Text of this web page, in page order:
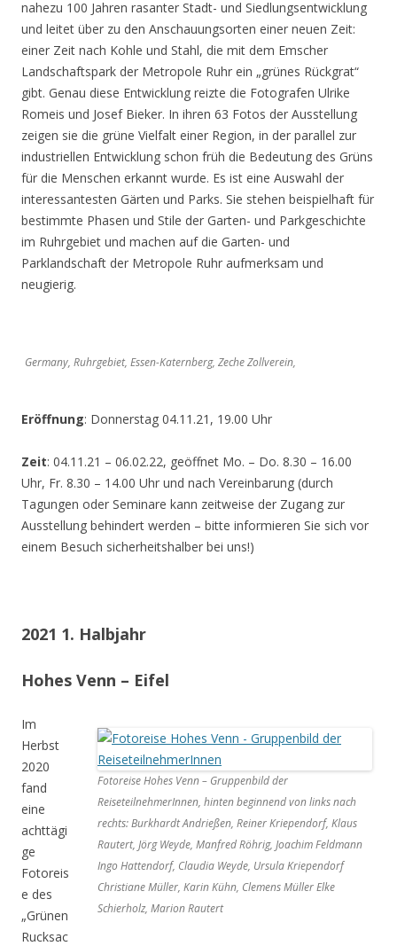
nahezu 100 Jahren rasanter Stadt- und Siedlungsentwicklung
und leitet über zu den Anschauungsorten einer neuen Zeit:
einer Zeit nach Kohle und Stahl, die mit dem Emscher
Landschaftspark der Metropole Ruhr ein „grünes Rückgrat“
gibt. Genau diese Entwicklung reizte die Fotografen Ulrike
Romeis und Josef Bieker. In ihren 63 Fotos der Ausstellung
zeigen sie die grüne Vielfalt einer Region, in der parallel zur
industriellen Entwicklung schon früh die Bedeutung des Grüns
für die Menschen erkannt wurde. Es ist eine Auswahl der
interessantesten Gärten und Parks. Sie stehen beispielhaft für
bestimmte Phasen und Stile der Garten- und Parkgeschichte
im Ruhrgebiet und machen auf die Garten- und
Parklandschaft der Metropole Ruhr aufmerksam und
neugierig.
Germany, Ruhrgebiet, Essen-Katernberg, Zeche Zollverein,
Eröffnung: Donnerstag 04.11.21, 19.00 Uhr
Zeit: 04.11.21 – 06.02.22, geöffnet Mo. – Do. 8.30 – 16.00
Uhr, Fr. 8.30 – 14.00 Uhr und nach Vereinbarung (durch
Tagungen oder Seminare kann zeitweise der Zugang zur
Ausstellung behindert werden – bitte informieren Sie sich vor
einem Besuch sicherheitshalber bei uns!)
2021 1. Halbjahr
Hohes Venn – Eifel
Fotoreise Hohes Venn – Gruppenbild der
ReiseteilnehmerInnen, hinten beginnend von links nach
rechts: Burkhardt Andrießen, Reiner Kriependorf, Klaus
Rautert, Jörg Weyde, Manfred Röhrig, Joachim Feldmann
Ingo Hattendorf, Claudia Weyde, Ursula Kriependorf
Christiane Müller, Karin Kühn, Clemens Müller Elke
Schierholz, Marion Rautert
Im
Herbst
2020
fand
eine
achttägi
ge
Fotoreis
e des
„Grünen
Rucksac